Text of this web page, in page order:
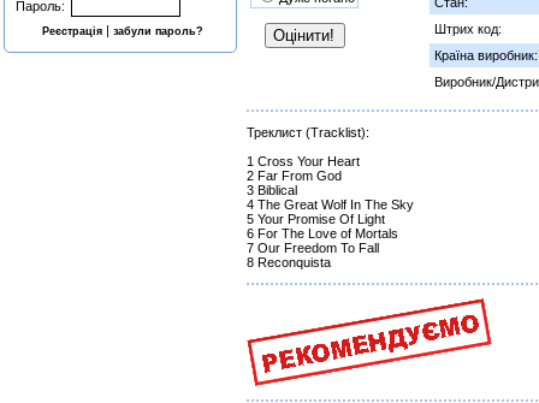
Пароль:
Реєстрація |забули пароль?
Штрих код:
Країна виробник:
Виробник/
Треклист (Tracklist):
1 Cross Your Heart
2 Far From God
3 Biblical
4 The Great Wolf In The Sky
5 Your Promise Of Light
6 For The Love of Mortals
7 Our Freedom To Fall
8 Reconquista